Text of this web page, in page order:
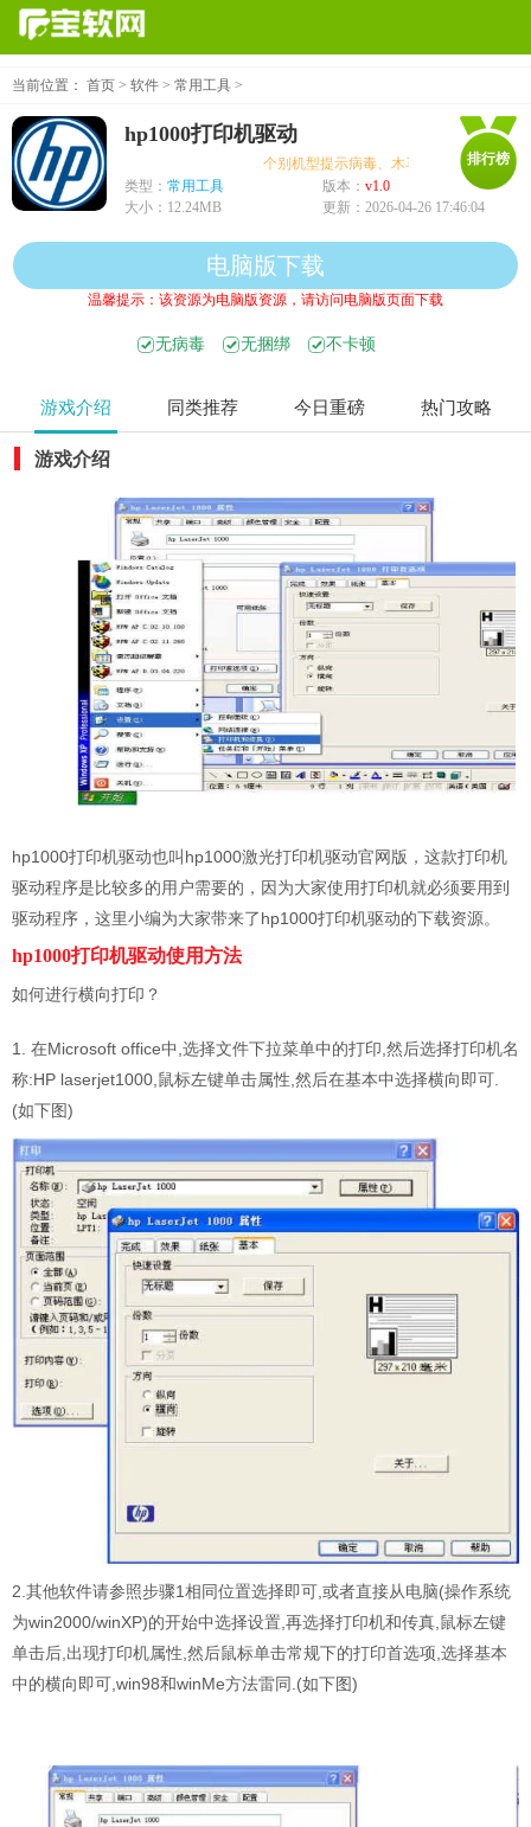
当前位置： 首页 > 软件 > 常用工具 >
排行榜
hp1000打印机驱动
个别机型提示病毒、木马、危险，均为误报可
类型： 常用工具 版本： v1.0
大小： 12.24MB 更新： 2026-04-26 17:46:04
电脑版下载
温馨提示：该资源为电脑版资源，请访问电脑版页面下载
无病毒 无捆绑 不卡顿
游戏介绍 同类推荐 今日重磅 热门攻略
游戏介绍
hp1000打印机驱动也叫hp1000激光打印机驱动官网版，这款打印机
驱动程序是比较多的用户需要的，因为大家使用打印机就必须要用到
驱动程序，这里小编为大家带来了hp1000打印机驱动的下载资源。
hp1000打印机驱动使用方法
如何进行横向打印？
1. 在Microsoft office中,选择文件下拉菜单中的打印,然后选择打印机名
称:HP laserjet1000,鼠标左键单击属性,然后在基本中选择横向即可.
(如下图)
2.其他软件请参照步骤1相同位置选择即可,或者直接从电脑(操作系统
为win2000/winXP)的开始中选择设置,再选择打印机和传真,鼠标左键
单击后,出现打印机属性,然后鼠标单击常规下的打印首选项,选择基本
中的横向即可,win98和winMe方法雷同.(如下图)